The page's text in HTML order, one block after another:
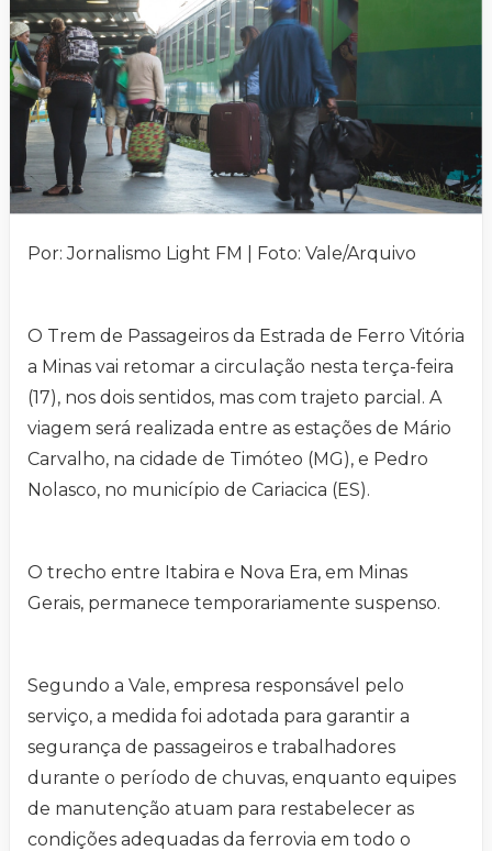
Por: Jornalismo Light FM | Foto: Vale/Arquivo
O Trem de Passageiros da Estrada de Ferro Vitória
a Minas vai retomar a circulação nesta terça-feira
(17), nos dois sentidos, mas com trajeto parcial. A
viagem será realizada entre as estações de Mário
Carvalho, na cidade de Timóteo (MG), e Pedro
Nolasco, no município de Cariacica (ES).
O trecho entre Itabira e Nova Era, em Minas
Gerais, permanece temporariamente suspenso.
Segundo a Vale, empresa responsável pelo
serviço, a medida foi adotada para garantir a
segurança de passageiros e trabalhadores
durante o período de chuvas, enquanto equipes
de manutenção atuam para restabelecer as
condições adequadas da ferrovia em todo o